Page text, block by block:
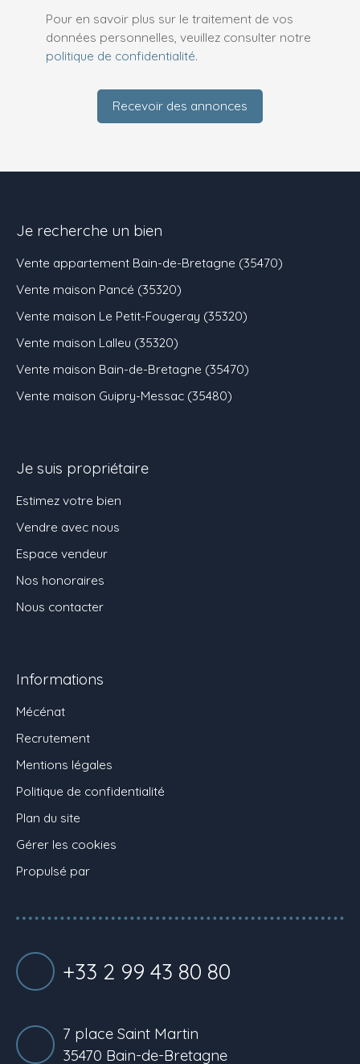
Pour en savoir plus sur le traitement de vos
données personnelles, veuillez consulter notre
politique de confidentialité.
Recevoir des annonces
Je recherche un bien
Vente appartement Bain-de-Bretagne (35470)
Vente maison Pancé (35320)
Vente maison Le Petit-Fougeray (35320)
Vente maison Lalleu (35320)
Vente maison Bain-de-Bretagne (35470)
Vente maison Guipry-Messac (35480)
Je suis propriétaire
Estimez votre bien
Vendre avec nous
Espace vendeur
Nos honoraires
Nous contacter
Informations
Mécénat
Recrutement
Mentions légales
Politique de confidentialité
Plan du site
Gérer les cookies
Propulsé par
+33 2 99 43 80 80
7 place Saint Martin
35470 Bain-de-Bretagne